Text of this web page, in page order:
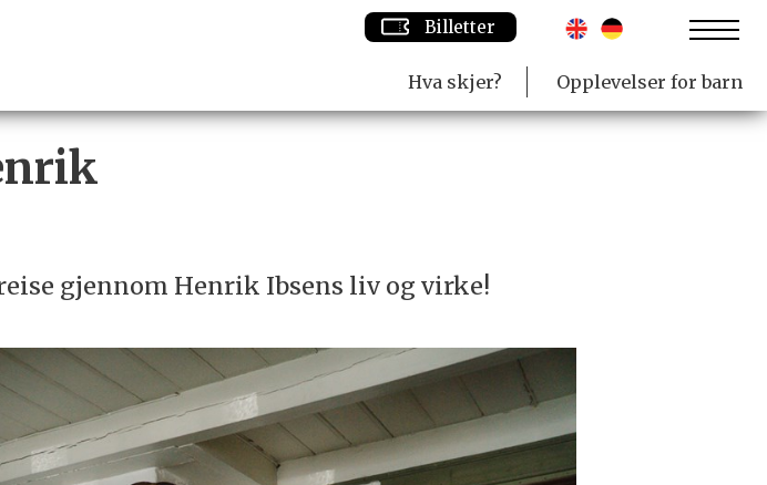
Billetter
Hva skjer? Opplevelser for barn
gjennom Henrik Ibsens liv og virke!